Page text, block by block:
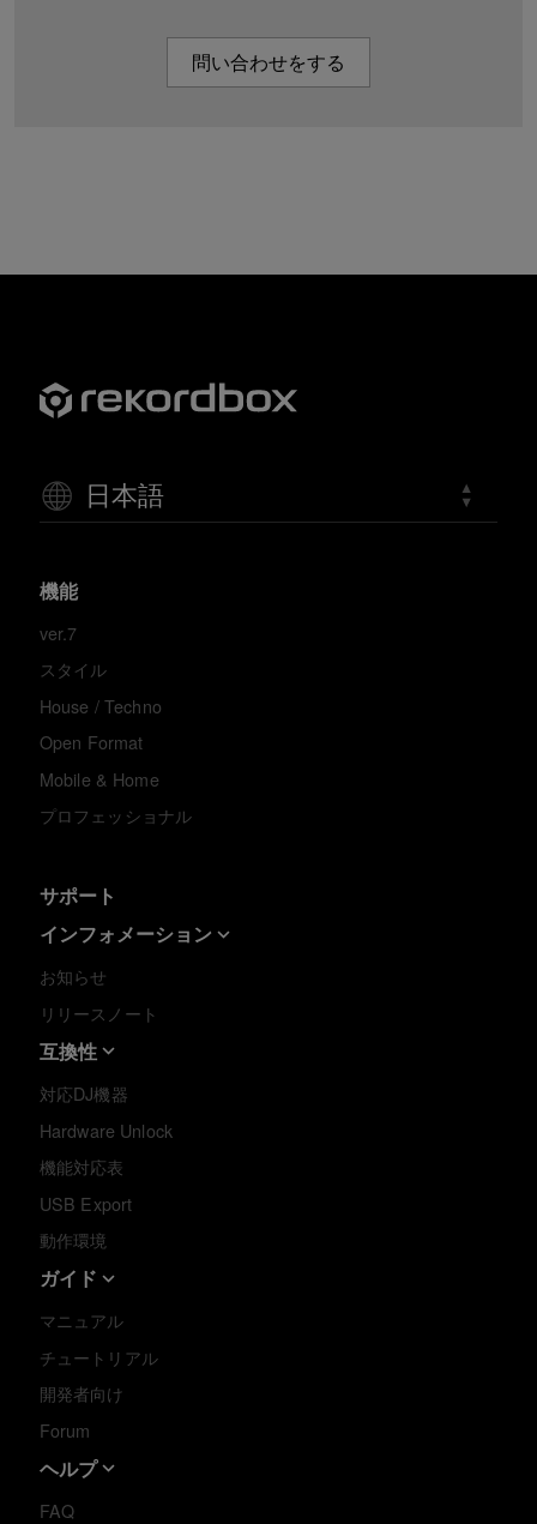
問い合わせをする
日本語
機能
ver.7
スタイル
House / Techno
Open Format
Mobile & Home
プロフェッショナル
サポート
インフォメーション
お知らせ
リリースノート
互換性
対応DJ機器
Hardware Unlock
機能対応表
USB Export
動作環境
ガイド
マニュアル
チュートリアル
開発者向け
Forum
ヘルプ
FAQ